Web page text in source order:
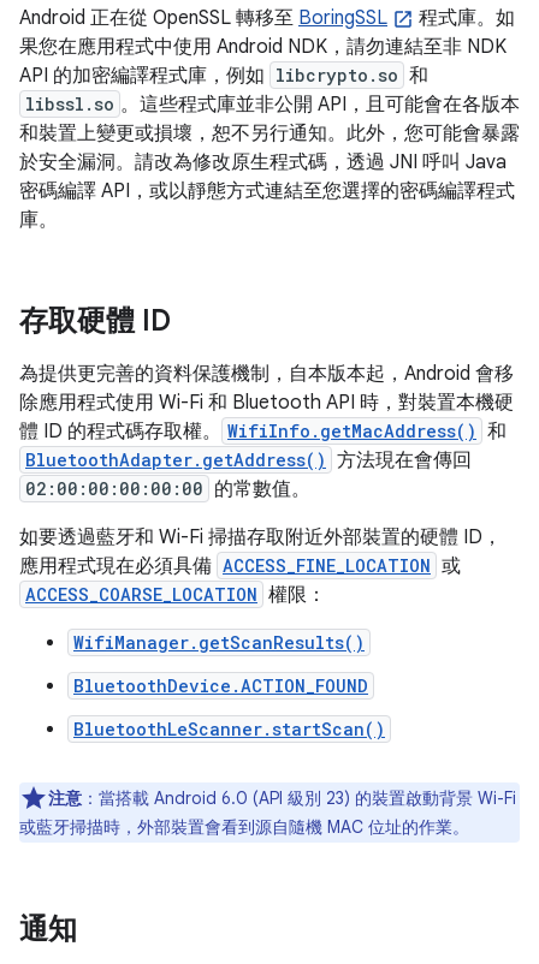
Android 正在從 OpenSSL 轉移至 BoringSSL
程式庫。如
果您在應用程式中使用 Android NDK，請勿連結至非 NDK
API 的加密編譯程式庫，例如 libcrypto.so 和
libssl.so 。這些程式庫並非公開 API，且可能會在各版本
和裝置上變更或損壞，恕不另行通知。此外，您可能會暴露
於安全漏洞。請改為修改原生程式碼，透過 JNI 呼叫 Java
密碼編譯 API，或以靜態方式連結至您選擇的密碼編譯程式
庫。
存取硬體 ID
為提供更完善的資料保護機制，自本版本起，Android 會移
除應用程式使用 Wi-Fi 和 Bluetooth API 時，對裝置本機硬
體 ID 的程式碼存取權。
WifiInfo.getMacAddress() 和
BluetoothAdapter.getAddress() 方法現在會傳回
02:00:00:00:00:00 的常數值。
如要透過藍牙和 Wi-Fi 掃描存取附近外部裝置的硬體 ID，
應用程式現在必須具備 ACCESS_FINE_LOCATION 或
ACCESS_COARSE_LOCATION 權限：
WifiManager.getScanResults()
BluetoothDevice.ACTION_FOUND
BluetoothLeScanner.startScan()
注意 ：當搭載 Android 6.0 (API 級別 23) 的裝置啟動背景 Wi-Fi
或藍牙掃描時，外部裝置會看到源自隨機 MAC 位址的作業。
通知